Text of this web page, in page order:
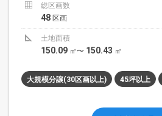
総区画数
48 区画
土地面積
150.09 ㎡〜 150.43 ㎡
大規模分譲(30区画以上) 45坪以上